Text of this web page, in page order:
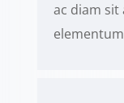
ac diam sit
elementum